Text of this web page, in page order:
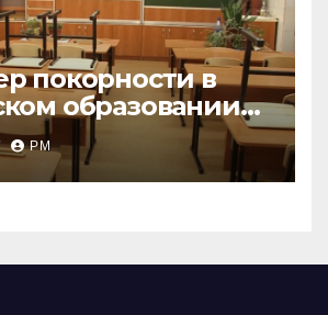
покорности в
образовании
на
РМ